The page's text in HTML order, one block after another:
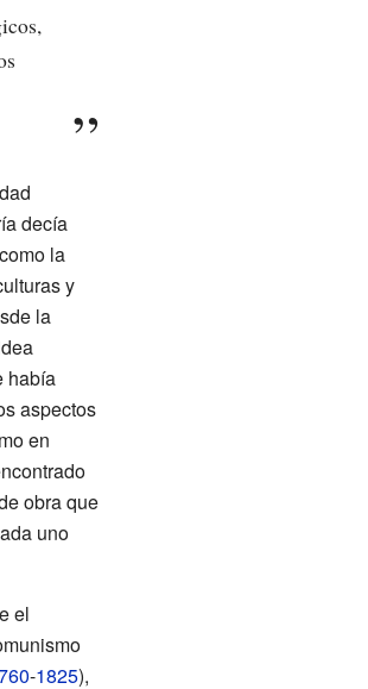
decía
la
y
la
había
aspectos
en
obra que
uno
el
-1825),